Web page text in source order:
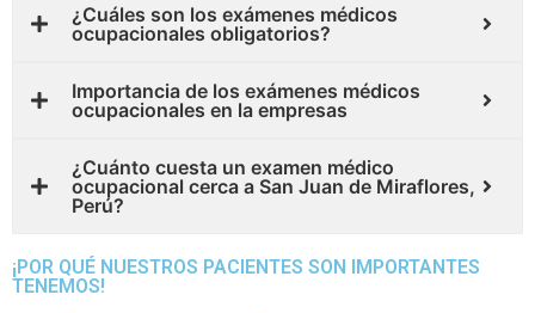
¿Cuáles son los exámenes médicos
ocupacionales obligatorios?
Importancia de los exámenes médicos
ocupacionales en la empresas
¿Cuánto cuesta un examen médico
ocupacional cerca a San Juan de Miraflores,
Perú?
¡POR QUÉ NUESTROS PACIENTES SON IMPORTANTES
TENEMOS!